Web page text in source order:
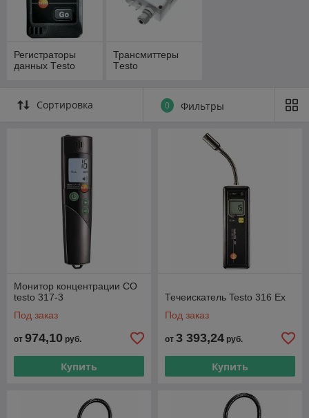
Регистраторы
данных Тesto
Трансмиттеры
Тesto
Сортировка 0 Фильтры
Монитор концентрации CO
testo 317-3
Под заказ
от 974,10 руб.
Купить
Течеискатель Testo 316 Ex
Под заказ
от 3 393,24 руб.
Купить